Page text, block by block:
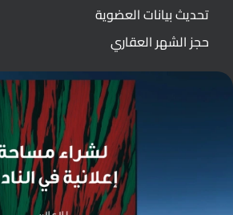
تحديث بيانات العضوية
حجز الشهر العقاري